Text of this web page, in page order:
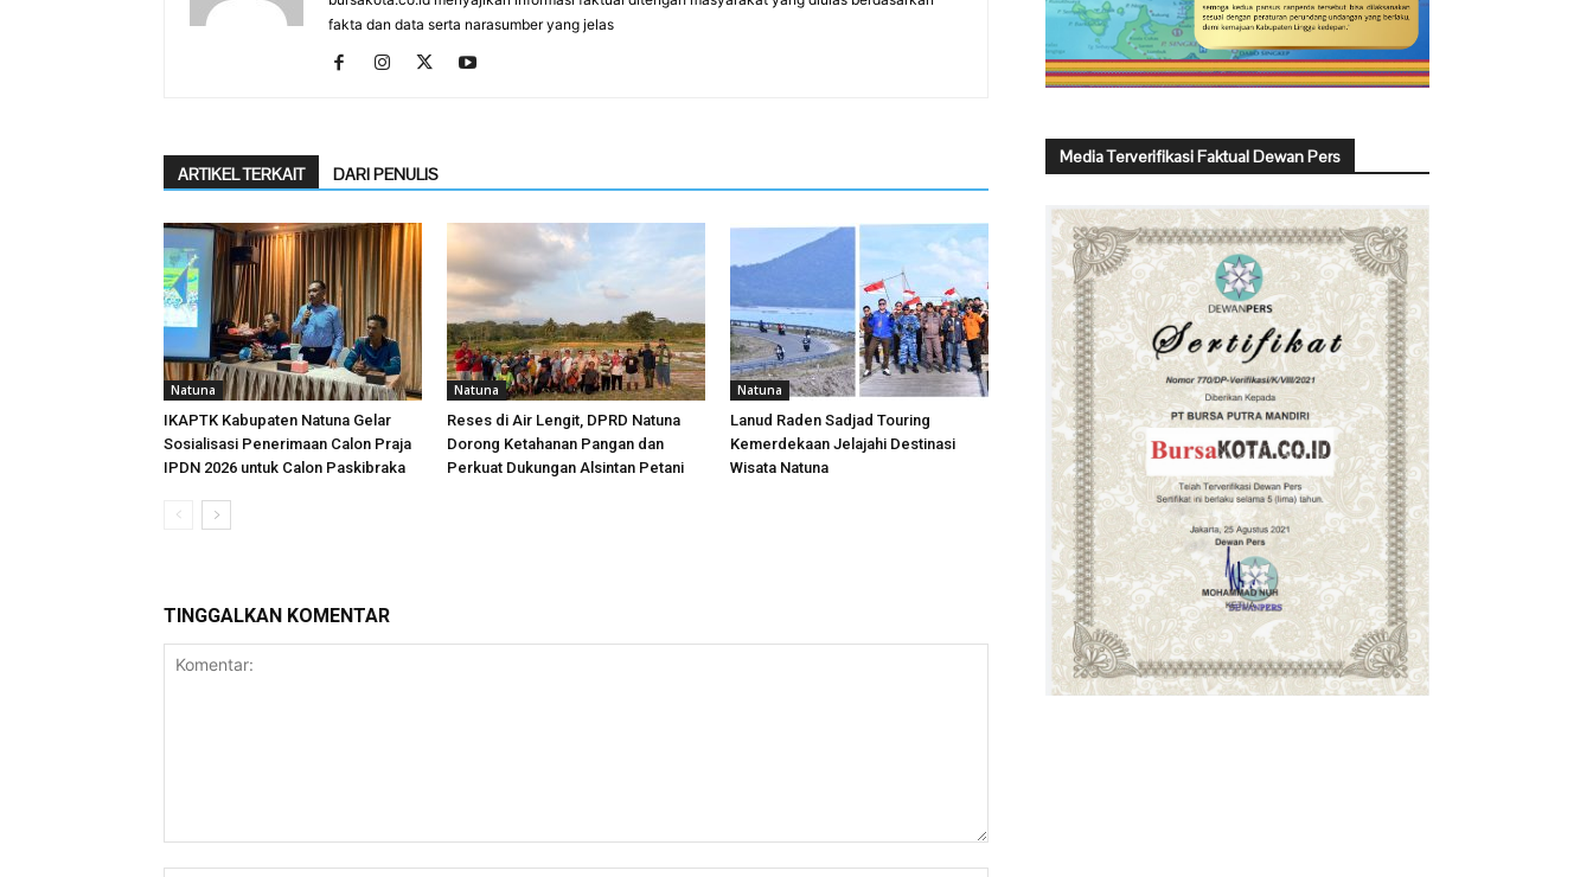
fakta dan data serta narasumber yang jelas
ARTIKEL TERKAIT DARI PENULIS
Natuna
IKAPTK Kabupaten Natuna Gelar
Sosialisasi Penerimaan Calon Praja
IPDN 2026 untuk Calon Paskibraka
Natuna
Reses di Air Lengit, DPRD Natuna
Dorong Ketahanan Pangan dan
Perkuat Dukungan Alsintan Petani
Natuna
Lanud Raden Sadjad Touring
Kemerdekaan Jelajahi Destinasi
Wisata Natuna
TINGGALKAN KOMENTAR
Media Terverifikasi Faktual Dewan Pers